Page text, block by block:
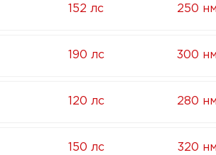
152 лс 250 нм
190 лс 300 нм
120 лс 280 нм
150 лс 320 нм